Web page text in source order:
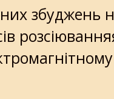
збуджень